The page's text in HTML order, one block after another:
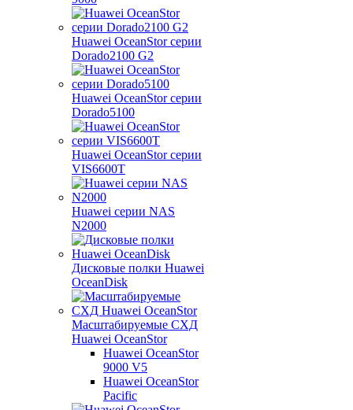
Huawei OceanStor серии
Dorado2100 G2
Huawei OceanStor серии
Dorado5100
Huawei OceanStor серии
VIS6600T
Huawei серии NAS
N2000
Дисковые полки Huawei
OceanDisk
Масштабируемые СХД
Huawei OceanStor
Huawei OceanStor
9000 V5
Huawei OceanStor
Pacific